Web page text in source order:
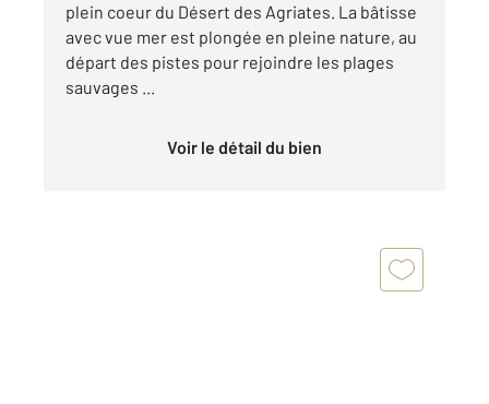
plein coeur du Désert des Agriates. La bâtisse
avec vue mer est plongée en pleine nature, au
départ des pistes pour rejoindre les plages
sauvages ...
Voir le détail du bien